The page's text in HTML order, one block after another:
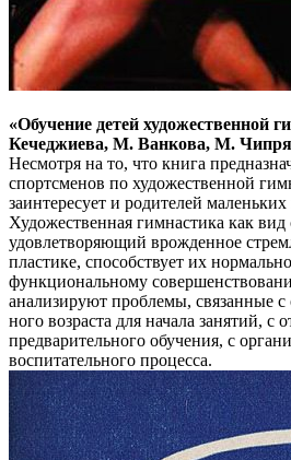
«Обучение детей художественной
Кечеджиева, М. Ванкова, М.
Несмотря на то, что книга
спортсменов по художественной
заинтересует и родителей
Художественная гимнастика как вид
удовлетворяющий врожденное
пластике, способствует их
функциональному
анализируют проблемы, связанные
ного возраста для начала занятий, с
предварительного обучения, с
воспитательного процесса.